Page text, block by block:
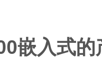
嵌入式的